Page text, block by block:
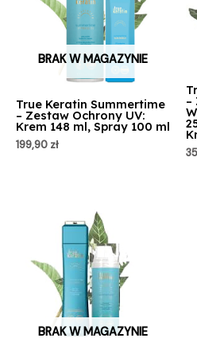
BRAK W MAGAZYNIE
True Keratin Summertime
– Zestaw Ochrony UV:
Krem 148 ml, Spray 100 ml
199,90 zł
–
BRAK W MAGAZYNIE